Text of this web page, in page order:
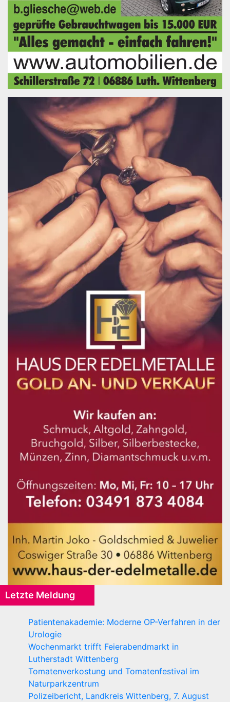
Letzte Meldung
Patientenakademie: Moderne OP-Verfahren in der
Urologie
Wochenmarkt trifft Feierabendmarkt in
Lutherstadt Wittenberg
Tomatenverkostung und Tomatenfestival im
Naturparkzentrum
Polizeibericht, Landkreis Wittenberg, 7. August